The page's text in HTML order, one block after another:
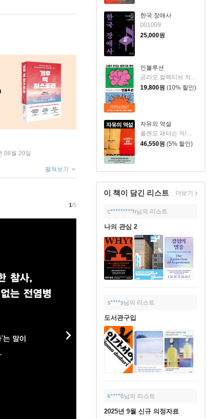
한국 장애사
001009
25,000원
인볼루션
공라오 컬렉티브 저/홍명교 역
19,800원 (10% 할인)
자유의 역설
46,550원 (5% 할인)
이 책이 담긴 리스트 더보기
c*********h님의 리스트
나의 관심 2
s****s님의 리스트
도서관구입
k****6님의 리스트
2025년 9월 신규 의정자료
08월 20일
펼쳐보기
1/5